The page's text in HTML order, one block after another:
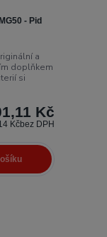
- Pid
a
doplňkem
si
Kč
Kčbez DPH